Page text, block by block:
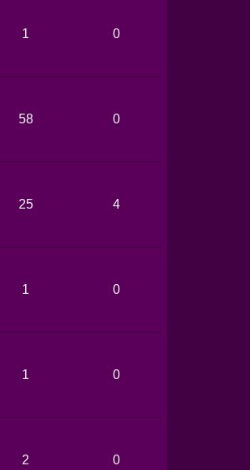
1 0
58 0
25 4
1 0
1 0
2 0